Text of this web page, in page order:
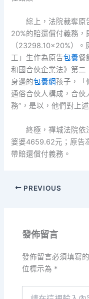
綜上，法院裁奪原
20%的賠還償付義務
（23298.10×20%）
工」生作為原告包養餐
和國合伙企業法》第
身邊的包養網孩子，「
通俗合伙人構成，合
務”，是以，他們對上
終極，禪城法院依
婆婆4659.62元；原告
帶賠還償付義務。
PREVIOUS
發佈留言
發佈留言必須填寫
位標示為 *